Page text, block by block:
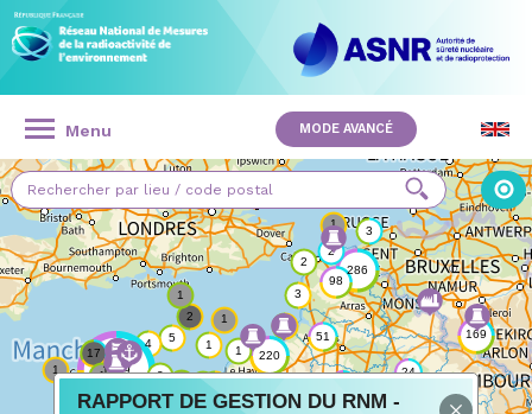
Panneau de gestion des cookies
Aller
au
contenu
RÉSEAU
NATIONAL
DE
MESURES
DE
LA
RADIOACTIVITÉ
Menu
NAVIGATION
PRINCIPALE
MODE AVANCÉ
RAPPORT DE GESTION DU RNM -